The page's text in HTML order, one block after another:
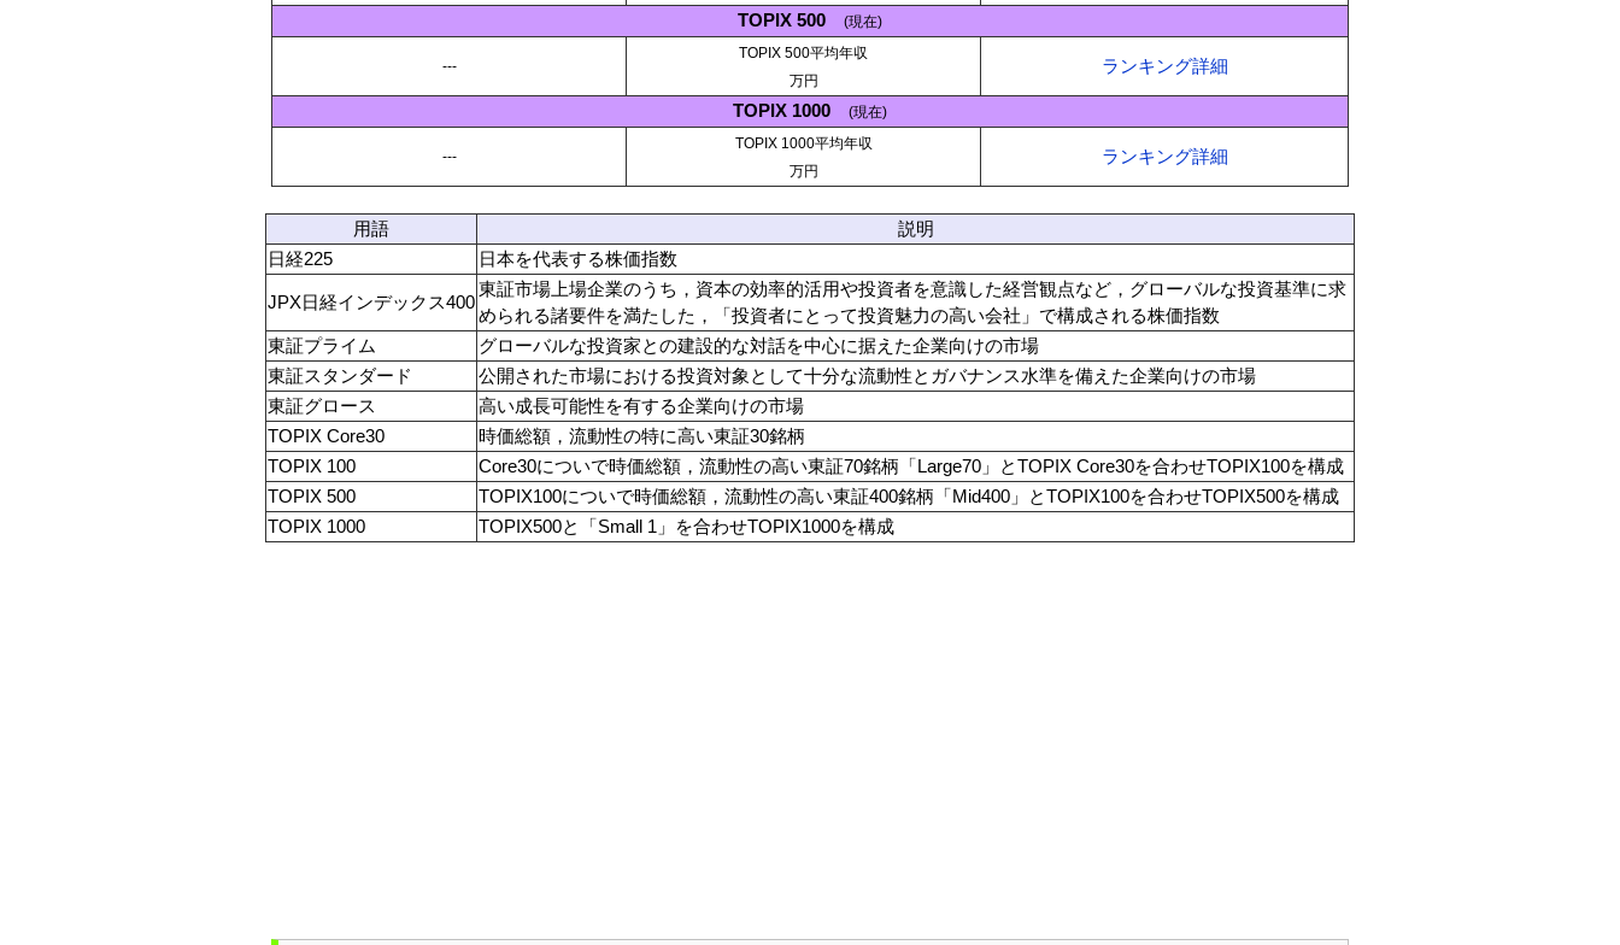
TOPIX 500 (現在)
---
TOPIX 500平均年収
万円
ランキング詳細
TOPIX 1000 (現在)
---
TOPIX 1000平均年収
万円
ランキング詳細
用語
説明
日経225
日本を代表する株価指数
JPX日経インデックス400
東証市場上場企業のうち，資本の効率的活用や投資者を意識した経営観点など，グローバルな投資基準に求
められる諸要件を満たした，「投資者にとって投資魅力の高い会社」で構成される株価指数
東証プライム
グローバルな投資家との建設的な対話を中心に据えた企業向けの市場
東証スタンダード
公開された市場における投資対象として十分な流動性とガバナンス水準を備えた企業向けの市場
東証グロース
高い成長可能性を有する企業向けの市場
TOPIX Core30
時価総額，流動性の特に高い東証30銘柄
TOPIX 100
Core30についで時価総額，流動性の高い東証70銘柄「Large70」とTOPIX Core30を合わせTOPIX100を構成
TOPIX 500
TOPIX100についで時価総額，流動性の高い東証400銘柄「Mid400」とTOPIX100を合わせTOPIX500を構成
TOPIX 1000
TOPIX500と「Small 1」を合わせTOPIX1000を構成